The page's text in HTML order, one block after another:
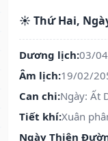
☀️ Thứ Hai,
Dương lịch:03/
Âm lịch:19/02/
Can chi:Ngày: Ất
Tiết khí:Xuân
Ngày Thiên